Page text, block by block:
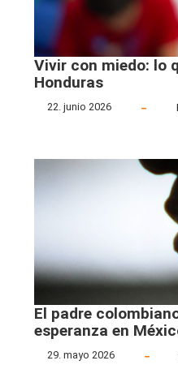
Vivir con miedo: lo
Honduras
22. junio 2026
El padre
esperanza en
29. mayo 2026